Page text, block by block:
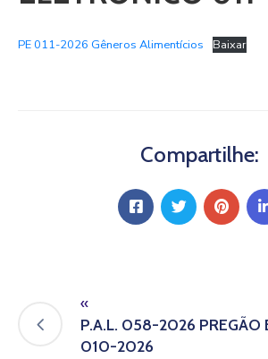
PE 011-2026 Gêneros Alimentícios Baixar
Compartilhe:
«
P.A.L. 058-2026 PREGÃO
010-2026